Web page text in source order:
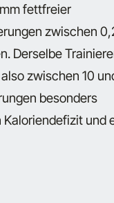
fettfreier
zwischen
Derselbe
zwischen 10
besonders
und